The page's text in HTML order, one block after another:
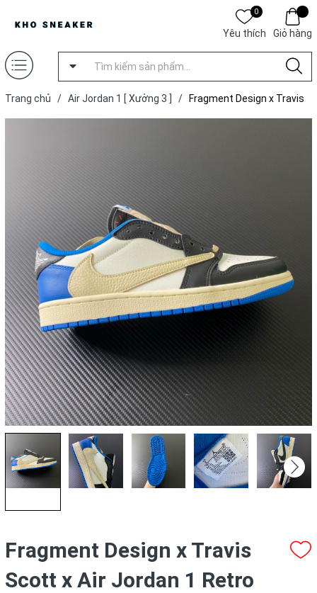
0
Yêu thích Giỏ hàng
Trang chủ / Air Jordan 1 [ Xưởng 3 ] /
Fragment Design x Travis
Fragment Design x Travis
Scott x Air Jordan 1 Retro